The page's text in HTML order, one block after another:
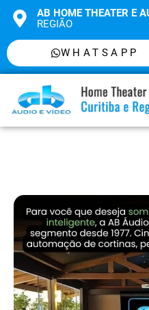
AB HOME THEATER E
REGIÃO
WHATSAPP